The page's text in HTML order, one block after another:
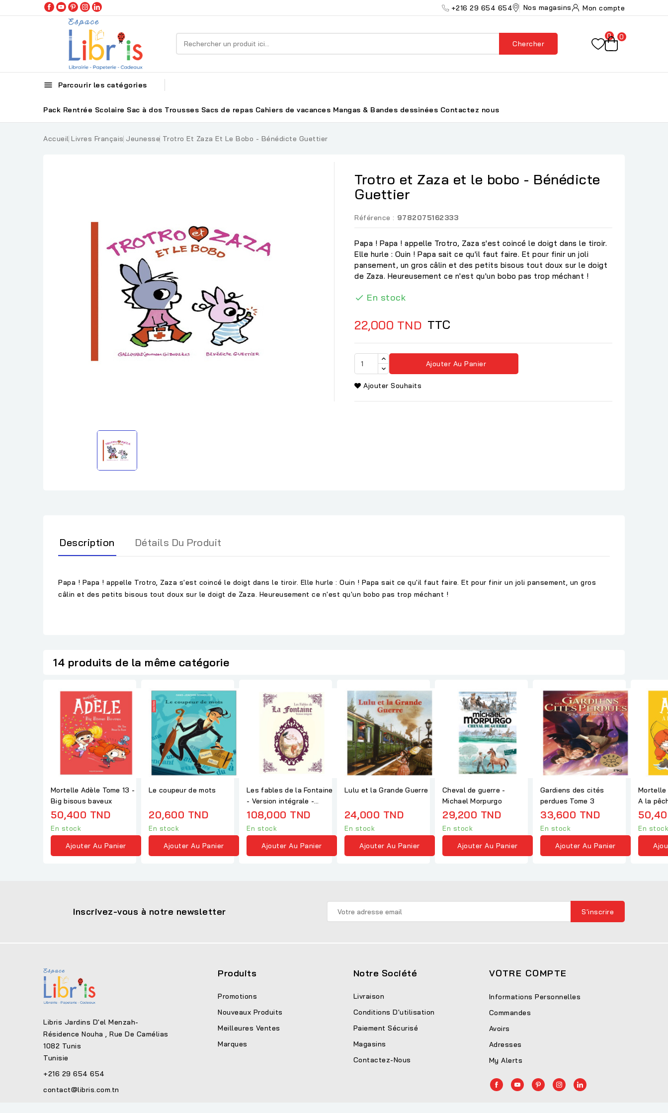
+216 29 654 654 Nos magasins Mon compte
Chercher
0 0
 Parcourir les catégories
Pack Rentrée Scolaire Sac à dos Trousses Sacs de repas Cahiers de vacances Mangas & Bandes dessinées Contactez nous
Accueil Livres Français Jeunesse Trotro Et Zaza Et Le Bobo - Bénédicte Guettier
Trotro et Zaza et le bobo - Bénédicte
Guettier
Référence : 9782075162333
Papa ! Papa ! appelle Trotro, Zaza s'est coincé le doigt dans le tiroir.
Elle hurle : Ouin ! Papa sait ce qu'il faut faire. Et pour finir un joli
pansement, un gros câlin et des petits bisous tout doux sur le doigt
de Zaza. Heureusement ce n'est qu'un bobo pas trop méchant !
 En stock
22,000 TND TTC
Ajouter Au Panier
Ajouter Souhaits
Description Détails Du Produit
Papa ! Papa ! appelle Trotro, Zaza s'est coincé le doigt dans le tiroir. Elle hurle : Ouin ! Papa sait ce qu'il faut faire. Et pour finir un joli pansement, un gros
câlin et des petits bisous tout doux sur le doigt de Zaza. Heureusement ce n'est qu'un bobo pas trop méchant !
14 produits de la même catégorie
Mortelle Adèle Tome 13 -
Big bisous baveux
50,400 TND
En stock
Ajouter Au Panier
Le coupeur de mots
20,600 TND
En stock
Ajouter Au Panier
Les fables de la Fontaine
- Version intégrale -
Album Jean de...
108,000 TND
En stock
Ajouter Au Panier
Lulu et la Grande Guerre
24,000 TND
En stock
Ajouter Au Panier
Cheval de guerre -
Michael Morpurgo
29,200 TND
En stock
Ajouter Au Panier
Gardiens des cités
perdues Tome 3
33,600 TND
En stock
Ajouter Au Panier
Mortelle
A la
En stock
Inscrivez-vous à notre newsletter
Libris Jardins D'el Menzah-
Résidence Nouha , Rue De Camélias
1082 Tunis
Tunisie
+216 29 654 654
contact@libris.com.tn
Produits
Promotions
Nouveaux Produits
Meilleures Ventes
Marques
Notre Société
Livraison
Conditions D'utilisation
Paiement Sécurisé
Magasins
Contactez-Nous
VOTRE COMPTE
Informations Personnelles
Commandes
Avoirs
Adresses
My Alerts